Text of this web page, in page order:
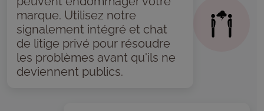
marque. Utilisez notre
signalement intégré et chat
de litige privé pour résoudre
les problèmes avant qu'ils ne
deviennent publics.